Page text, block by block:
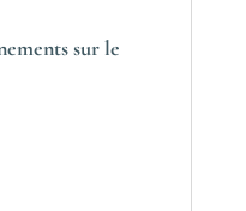
sur le